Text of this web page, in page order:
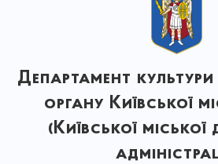
Департамент
органу Київської
(Київської